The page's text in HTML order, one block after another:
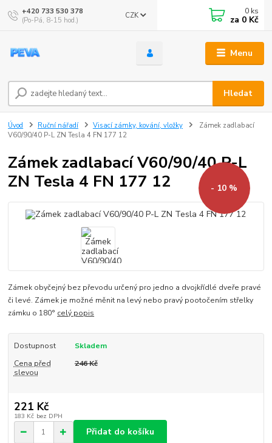
Menu
CZK
Hledat
+420 733 530 378
(Po-Pá, 8-15 hod.)
0 ks
za 0 Kč
Úvod Ruční nářadí Visací zámky, kování, vložky
Zámek zadlabací
V60/90/40 P-L ZN Tesla 4 FN 177 12
Zámek zadlabací V60/90/40 P-L
ZN Tesla 4 FN 177 12
- 10 %
Zámek obyčejný bez převodu určený pro jedno a dvojkřídlé dveře pravé
či levé. Zámek je možné měnit na levý nebo pravý pootočením střelky
zámku o 180° celý popis
Dostupnost
Skladem
Cena před
slevou
246 Kč
221 Kč
183 Kč bez DPH
Přidat do košíku